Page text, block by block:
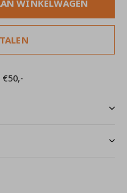
WINKELWAGEN